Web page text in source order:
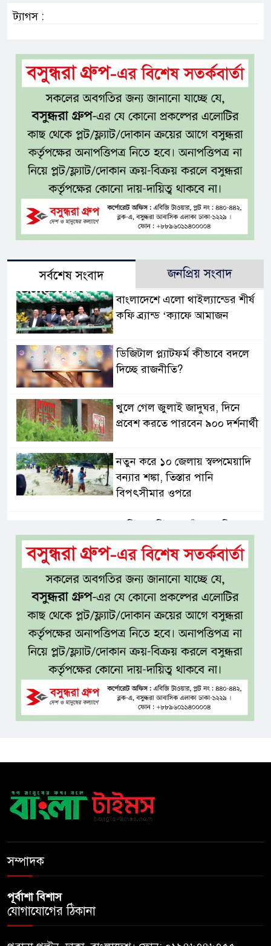
ট্যাগস :
সর্বশেষ সংবাদ জনপ্রিয় সংবাদ
বাংলাদেশে এলো থাইল্যান্ডের শীর্ষ
কফি ব্র্যান্ড ‘ক্যাফে আমাজন
ডিজিটাল প্ল্যাটফর্ম কীভাবে বদলে
দিচ্ছে রাজনীতি?
খুলে গেল জুলাই জাদুঘর, দিনে
প্রবেশ করতে পারবেন ৯০০ দর্শনার্থী
নতুন করে ১০ জেলায় স্বল্পমেয়াদি
বন্যার শঙ্কা, তিস্তার পানি
বিপৎসীমার ওপরে
দেশীয় মাছে মিলল মাইক্রোপ্লাস্টিক,
সবচেয়ে বেশি কই মাছে
সিলেটের সাবেক মন্ত্রী-এমপিদের
কেউ আত্মগোপনে, কেউ বিদেশে
দিল্লিতে শেখ হাসিনার সংবাদমাধ্যমে
বক্তব্যে তীব্র ক্ষোভ বাংলাদেশের
জামিনে থাকা অবস্থায় নির্বাচনী জয়,
রুখসার আহমেদকে ঘিরে বিতর্ক
ফ্রি ব্লাড গ্রুপিং ক্যাম্পেইন
বাংলাদেশে চালু হচ্ছে বিশ্বখ্যাত থাই
কফি চেইন ‘ক্যাফে আমাজন’
সম্পাদক
পূর্বাশা বিশাস
যোগাযোগের ঠিকানা